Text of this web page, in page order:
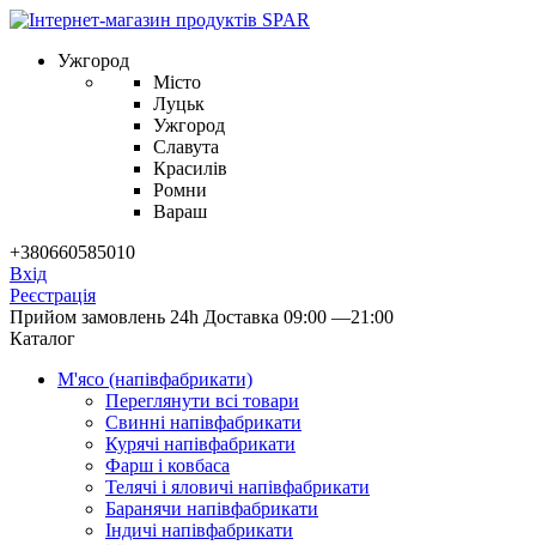
Ужгород
Місто
Луцьк
Ужгород
Славута
Красилів
Ромни
Вараш
+380660585010
Вхід
Реєстрація
Прийом замовлень 24h Доставка 09:00 —21:00
Каталог
М'ясо (напiвфабрикати)
Переглянути всі товари
Свиннi напiвфабрикати
Курячi напiвфабрикати
Фарш i ковбаса
Телячi i яловичi напiвфабрикати
Баранячи напiвфабрикати
Iндичi напiвфабрикати